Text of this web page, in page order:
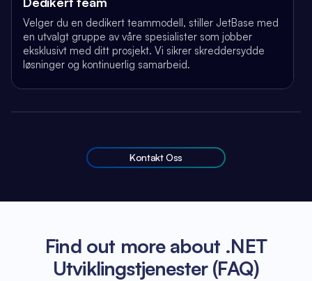
Velger du en dedikert teammodell, stiller JetBase med
en utvalgt gruppe av våre spesialister som jobber
eksklusivt med ditt prosjekt. Vi sikrer skreddersydde
løsninger og kontinuerlig samarbeid.
Kontakt Oss
Find out more about .NET
Utviklingstjenester (FAQ)